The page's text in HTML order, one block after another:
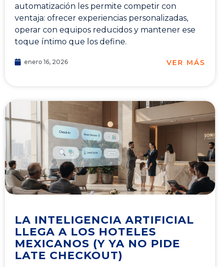
automatización les permite competir con
ventaja: ofrecer experiencias personalizadas,
operar con equipos reducidos y mantener ese
toque íntimo que los define.
enero 16, 2026 VER MÁS
LA INTELIGENCIA ARTIFICIAL
LLEGA A LOS HOTELES
MEXICANOS (Y YA NO PIDE
LATE CHECKOUT)